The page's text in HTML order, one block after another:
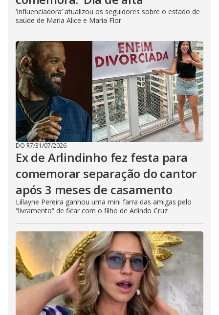
‘Influenciadora’ atualizou os seguidores sobre o estado de
saúde de Maria Alice e Maria Flor
DO R7/31/07/2026
Ex de Arlindinho fez festa para
comemorar separação do cantor
após 3 meses de casamento
Lillayne Pereira ganhou uma mini farra das amigas pelo
“livramento” de ficar com o filho de Arlindo Cruz